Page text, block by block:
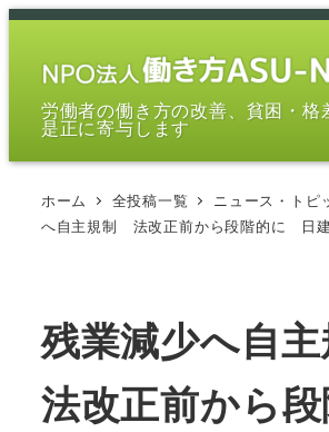
メ
労働者の働き方の改善、貧困・格
是正に寄与します
ホーム 全投稿一覧 ニュース・トピ
へ自主規制 法改正前から段階的に 日
残業減少へ自
法改正前から